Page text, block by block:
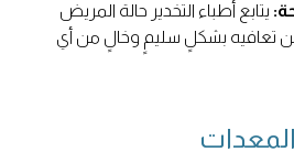
يتابع أطباء التخدير حالة المريض
من تعافيه بشكلٍ سليمٍ وخالٍ من أي